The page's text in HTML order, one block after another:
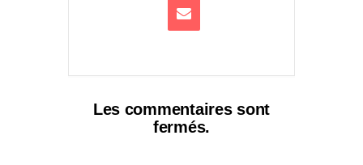
Les commentaires sont
fermés.